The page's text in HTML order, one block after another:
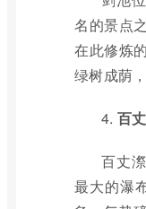
名的景点
在此修炼
绿树成荫
4. 百
百丈
最大的瀑